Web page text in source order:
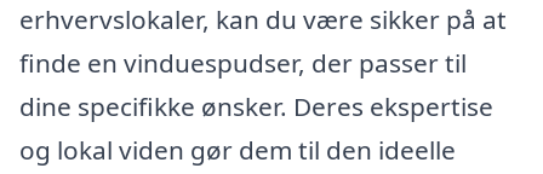
erhvervslokaler, kan du være sikker på at
finde en vinduespudser, der passer til
dine specifikke ønsker. Deres ekspertise
og lokal viden gør dem til den ideelle